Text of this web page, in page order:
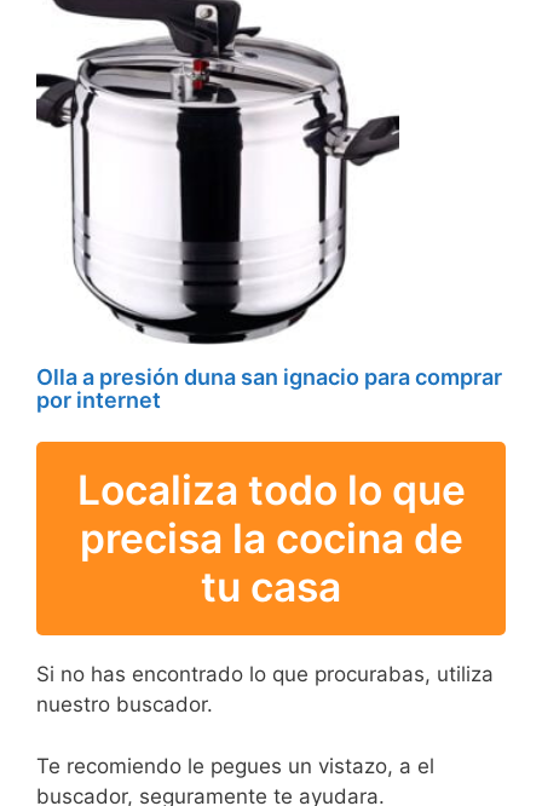
Olla a presión duna san ignacio para comprar
por internet
Localiza todo lo que
precisa la cocina de
tu casa
Si no has encontrado lo que procurabas, utiliza
nuestro buscador.
Te recomiendo le pegues un vistazo, a el
buscador, seguramente te ayudara.